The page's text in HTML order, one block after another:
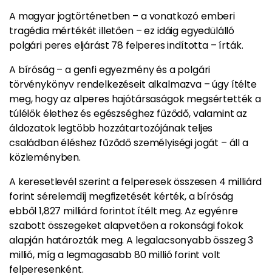
A magyar jogtörténetben – a vonatkozó emberi
tragédia mértékét illetően – ez idáig egyedülálló
polgári peres eljárást 78 felperes indította – írták.
A bíróság – a genfi egyezmény és a polgári
törvénykönyv rendelkezéseit alkalmazva – úgy ítélte
meg, hogy az alperes hajótársaságok megsértették a
túlélők élethez és egészséghez fűződő, valamint az
áldozatok legtöbb hozzátartozójának teljes
családban éléshez fűződő személyiségi jogát – áll a
közleményben.
A keresetlevél szerint a felperesek összesen 4 milliárd
forint sérelemdíj megfizetését kérték, a bíróság
ebből 1,827 milliárd forintot ítélt meg. Az egyénre
szabott összegeket alapvetően a rokonsági fokok
alapján határozták meg. A legalacsonyabb összeg 3
millió, míg a legmagasabb 80 millió forint volt
felperesenként.